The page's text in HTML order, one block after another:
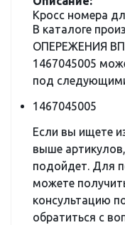
Кросс номера
В каталоге
ОПЕРЕЖЕНИЯ
1467045005
под
1467045005
Если вы ищете
выше
подойдет. Для
можете
консультацию
обратиться с